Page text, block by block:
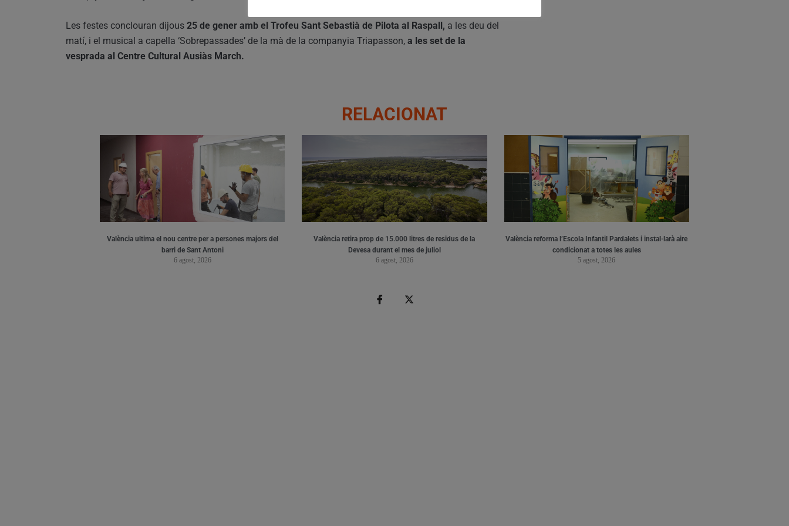
Les festes conclouran dijous 25 de gener amb el Trofeu Sant Sebastià de Pilota al Raspall, a les deu del
matí, i el musical a capella ‘Sobrepassades’ de la mà de la companyia Triapasson, a les set de la
vesprada al Centre Cultural Ausiàs March.
RELACIONAT
València ultima el nou centre per a persones majors del
barri de Sant Antoni
6 agost, 2026
València retira prop de 15.000 litres de residus de la
Devesa durant el mes de juliol
6 agost, 2026
València reforma l’Escola Infantil Pardalets i instal·larà aire
condicionat a totes les aules
5 agost, 2026